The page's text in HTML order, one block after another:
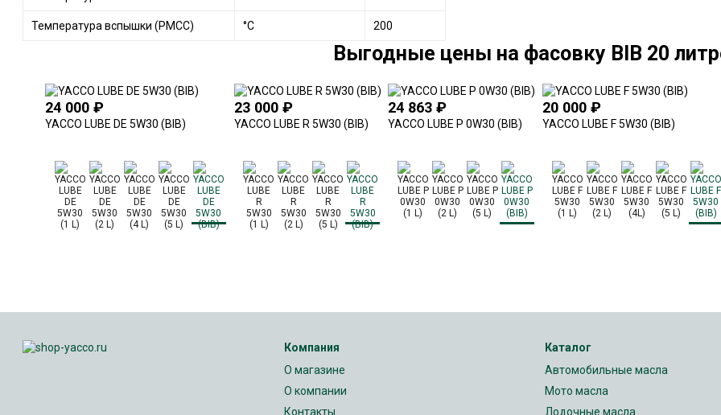
Температура вспышки (PMCC) °C 200
Выгодные цены на фасовку BIB 20
24 000 ₽
YACCO LUBE DE 5W30 (BIB)
23 000 ₽
YACCO LUBE R 5W30 (BIB)
24 863₽
YACCO LUBE P 0W30 (BIB)
20 000 ₽
YACCO LUBE F 5W30 (BIB)
Компания
О магазине
О компании
Контакты
Каталог
Автомобильные масла
Мото масла
Лодочные масла